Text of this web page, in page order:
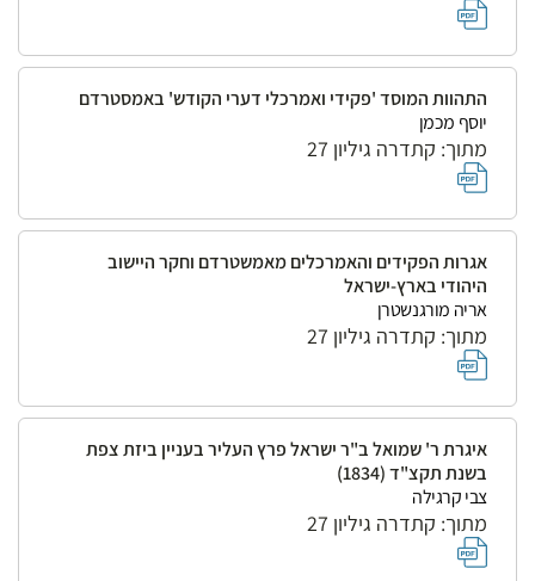
התהוות המוסד 'פקידי ואמרכלי דערי הקודש' באמסטרדם
יוסף מכמן
מתוך: קתדרה גיליון 27
אגרות הפקידים והאמרכלים מאמשטרדם וחקר היישוב
היהודי בארץ-ישראל
אריה מורגנשטרן
מתוך: קתדרה גיליון 27
איגרת ר' שמואל ב"ר ישראל פרץ העליר בעניין ביזת צפת
בשנת תקצ"ד (1834)
צבי קרגילה
מתוך: קתדרה גיליון 27